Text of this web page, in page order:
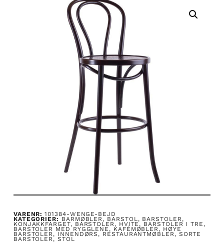
VARENR:101384-WENGE-BEJD
KATEGORIER: BARMØBLER, BARSTOL, BARSTOLER,
KONJAKKFARGET, BARSTOLER, HVITE, BARSTOLER I TRE,
BARSTOLER MED RYGGLENE, KAFÉMØBLER, HØYE
BARSTOLER, INNENDØRS, RESTAURANTMØBLER, SORTE
BARSTOLER, STOL